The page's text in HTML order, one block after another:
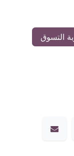
التسوق